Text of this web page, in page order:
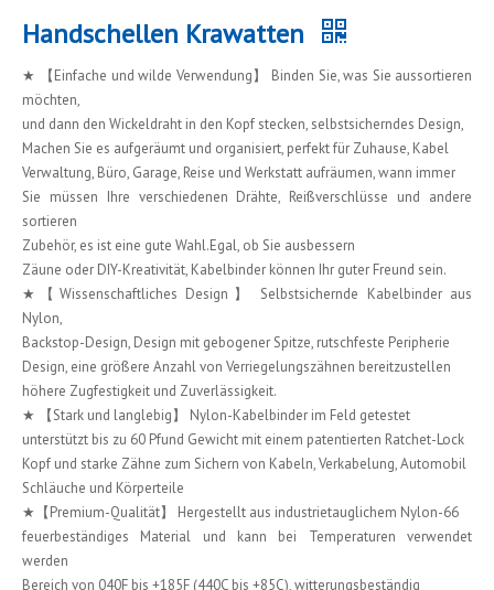
Handschellen Krawatten
★ 【Einfache und wilde Verwendung】 Binden Sie, was Sie aussortieren
möchten,
und dann den Wickeldraht in den Kopf stecken, selbstsicherndes Design,
Machen Sie es aufgeräumt und organisiert, perfekt für Zuhause, Kabel
Verwaltung, Büro, Garage, Reise und Werkstatt aufräumen, wann immer
Sie müssen Ihre verschiedenen Drähte, Reißverschlüsse und andere
sortieren
Zubehör, es ist eine gute Wahl.Egal, ob Sie ausbessern
Zäune oder DIY-Kreativität, Kabelbinder können Ihr guter Freund sein.
★【Wissenschaftliches Design】 Selbstsichernde Kabelbinder aus
Nylon,
Backstop-Design, Design mit gebogener Spitze, rutschfeste Peripherie
Design, eine größere Anzahl von Verriegelungszähnen bereitzustellen
höhere Zugfestigkeit und Zuverlässigkeit.
★ 【Stark und langlebig】 Nylon-Kabelbinder im Feld getestet
unterstützt bis zu 60 Pfund Gewicht mit einem patentierten Ratchet-Lock
Kopf und starke Zähne zum Sichern von Kabeln, Verkabelung, Automobil
Schläuche und Körperteile
★【Premium-Qualität】 Hergestellt aus industrietauglichem Nylon-66
feuerbeständiges Material und kann bei Temperaturen verwendet
werden
Bereich von 040F bis +185F (440C bis +85C), witterungsbeständig